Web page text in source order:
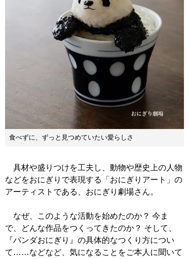
食べずに、ずっと見つめていたい愛らしさ
具材や盛りつけを工夫し、動物や歴史上の人物
などをおにぎりで表現する「おにぎりアート」の
アーティストである、おにぎり劇場さん。
なぜ、このような活動を始めたのか？ 今ま
で、どんな作品をつくってきたのか？ そして、
『パンダおにぎり』の具体的なつくり方につい
て……などなど、気になることをご本人に聞いて